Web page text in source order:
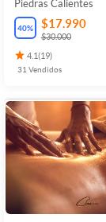
Piedras Calientes
40% $17.990
$30.000
4.1(19)
31 Vendidos